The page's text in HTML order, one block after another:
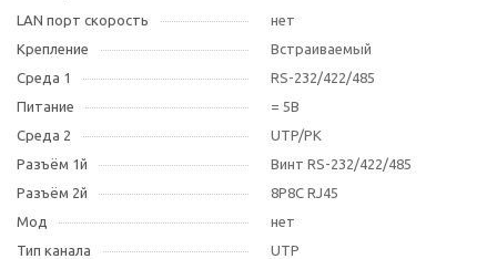
LAN порт скорость
нет
Крепление
Встраиваемый
Среда 1
RS-232/422/485
Питание
= 5В
Среда 2
UTP/РК
Разъём 1й
Винт RS-232/422/485
Разъём 2й
8P8C RJ45
Мод
нет
Тип канала
UTP